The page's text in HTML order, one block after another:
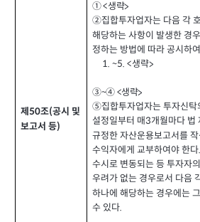
제 50조(공시 및
보고서 등)
① <생략>
②집합투자업자는 다음 각
해당하는 사항이 발생한 경
정하는 방법에 따라 공시하
1. ~5. <생략>
③~④<생략>
⑤집합투자업자는 투자신탁
설정일부터 매3개월마다 법
규정한 자산운용보고서를 작
수익자에게 교부하여야 한다.
수시로 변동되는 등 투자자
우려가 없는 경우로서 다음
하나에 해당하는 경우에는
수 있다.